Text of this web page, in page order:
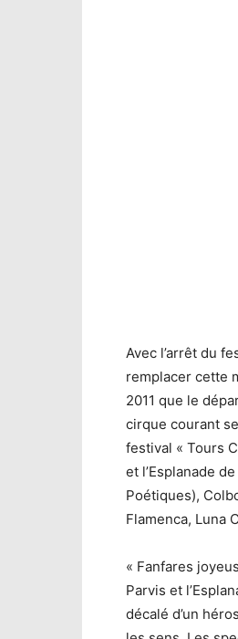
Avec l’arrêt du
remplacer cette
2011 que le
cirque courant
festival « Tours
et l’Esplanade
Poétiques),
Flamenca, Luna
« Fanfares
Parvis et
décalé d’un